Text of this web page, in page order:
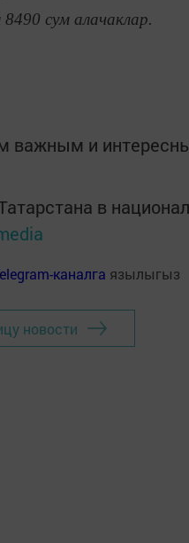
сум алачаклар.
важным и
в
каналга язылыгыз
новости